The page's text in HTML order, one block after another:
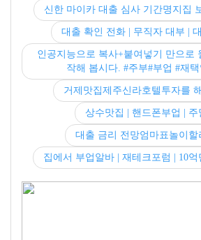
신한 마이카 대출 심사 기간명지집
대출 확인 전화 | 무직자 대부 |
인공지능으로 복사+붙여넣기 만으로
작해 봅시다. #주부#부업 #재
거제맛집제주신라호텔투자를
상수맛집 | 핸드폰부업 | 주
대출 금리 전망엄마표놀이할
집에서 부업알바 | 재테크포럼 | 10